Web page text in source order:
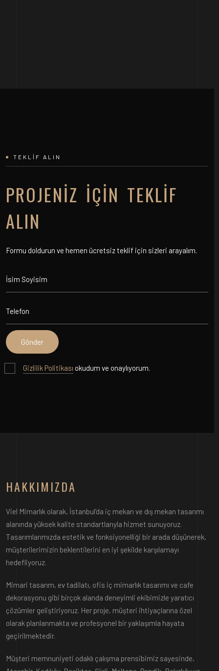
TEKLIF ALIN
PROJENIZ İÇIN TEKLIF
ALIN
Formu doldurun ve hemen ücretsiz teklif için sizleri arayalım.
Gizlilik Politikası okudum ve onaylıyorum.
HAKKIMIZDA
Viel Mimarlık olarak, İstanbul’da iç mekan ve dış mekan tasarımı
alanında yüksek kalite standartlarıyla hizmet sunuyoruz.
Tasarımlarımızda estetik ve fonksiyonelliği bir arada düşünerek,
müşterilerimizin beklentilerini en iyi şekilde karşılamayı
hedefliyoruz.
Mimari tasarım, ev tadilatı, ofis iç mimarlık tasarımı ve cafe
dekorasyonu gibi birçok alanda deneyimli ekibimizle yaratıcı
çözümler geliştiriyoruz. Her proje, müşteri ihtiyaçlarına özel
olarak planlanmakta ve profesyonel bir yaklaşımla hayata
geçirilmektedir.
Müşteri memnuniyeti odaklı çalışma prensibimiz sayesinde,